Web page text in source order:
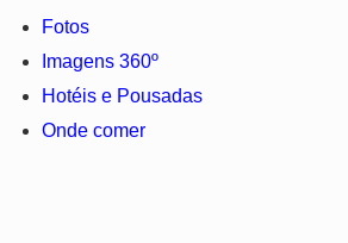
Fotos
Imagens 360º
Hotéis e Pousadas
Onde comer